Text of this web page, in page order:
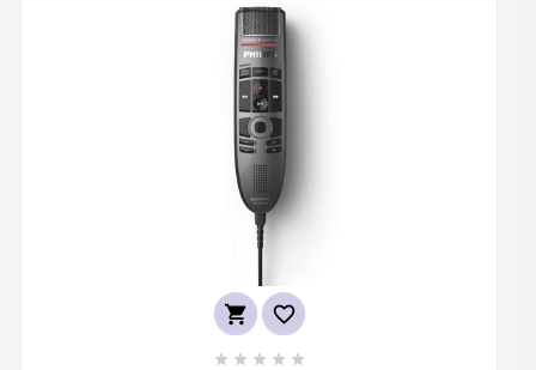
 
    